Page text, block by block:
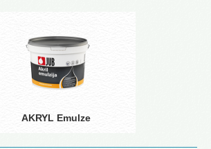
AKRYL Emulze